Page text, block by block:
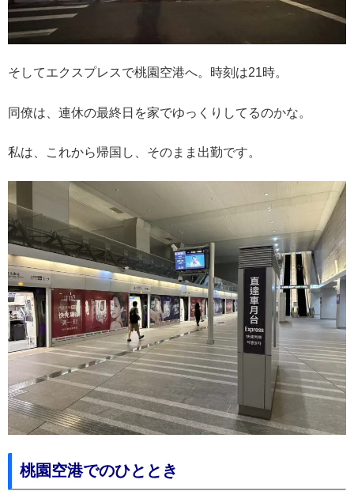
そしてエクスプレスで桃園空港へ。時刻は21時。
同僚は、連休の最終日を家でゆっくりしてるのかな。
私は、これから帰国し、そのまま出勤です。
桃園空港でのひととき